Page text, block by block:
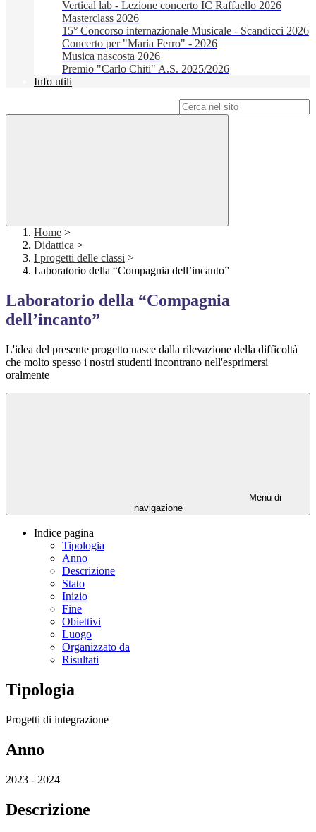
Vertical lab - Lezione concerto IC Raffaello 2026
Masterclass 2026
15° Concorso internazionale Musicale - Scandicci 2026
Concerto per "Maria Ferro" - 2026
Musica nascosta 2026
Premio "Carlo Chiti" A.S. 2025/2026
Info utili
Home >
Didattica >
I progetti delle classi >
Laboratorio della “Compagnia dell’incanto”
Laboratorio della “Compagnia
dell’incanto”
L'idea del presente progetto nasce dalla rilevazione della difficoltà
che molto spesso i nostri studenti incontrano nell'esprimersi
oralmente
Menu di
navigazione
Indice pagina
Tipologia
Anno
Descrizione
Stato
Inizio
Fine
Obiettivi
Luogo
Organizzato da
Risultati
Tipologia
Progetti di integrazione
Anno
2023 - 2024
Descrizione